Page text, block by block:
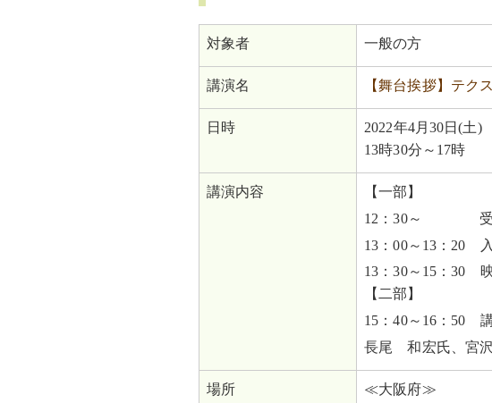
対象者 一般の方
講演名 【舞台挨拶】テク
日時
2022年4月30日(土)
13時30分～17時
講演内容
【一部】
12：30～ 受
13：00～13：20
13：30～15：30
【二部】
15：40～16：50
長尾 和宏氏、宮
場所
≪大阪府≫